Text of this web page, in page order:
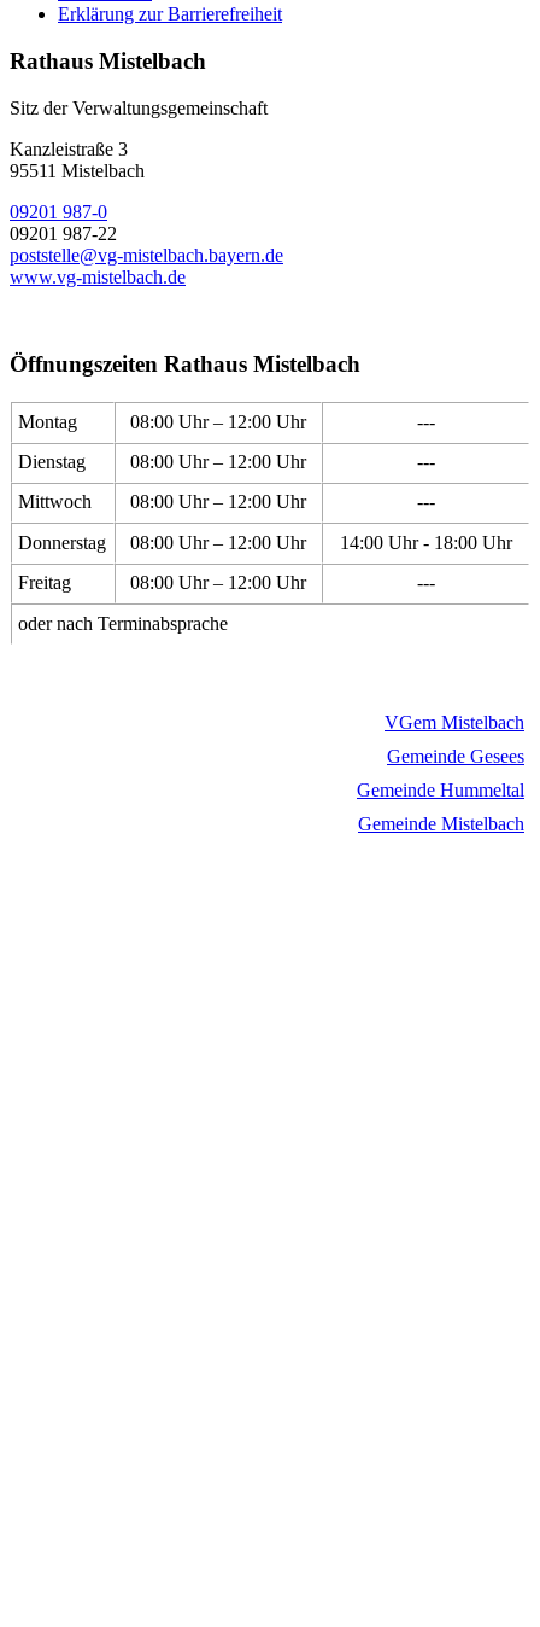
Erklärung zur Barrierefreiheit
Rathaus Mistelbach
Sitz der Verwaltungsgemeinschaft
Kanzleistraße 3
95511 Mistelbach
09201 987-0
09201 987-22
poststelle@vg-mistelbach.bayern.de
www.vg-mistelbach.de
Öffnungszeiten Rathaus Mistelbach
Montag 08:00 Uhr – 12:00 Uhr
---
Dienstag
08:00 Uhr – 12:00 Uhr
---
Mittwoch
08:00 Uhr – 12:00 Uhr
---
Donnerstag
08:00 Uhr – 12:00 Uhr
14:00 Uhr - 18:00 Uhr
Freitag
08:00 Uhr – 12:00 Uhr
---
oder nach Terminabsprache
VGem Mistelbach
Gemeinde Gesees
Gemeinde Hummeltal
Gemeinde Mistelbach